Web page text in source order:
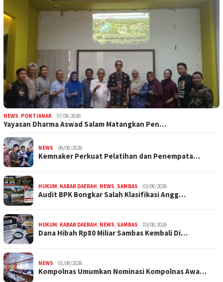
NEWS, PONTIANAK 07/08/2026
Yayasan Dharma Aswad Salam Matangkan Pen…
NEWS 06/08/2026
Kemnaker Perkuat Pelatihan dan Penempata…
HUKUM, KABAR DAERAH, NEWS, SAMBAS 03/08/2026
Audit BPK Bongkar Salah Klasifikasi Angg…
HUKUM, KABAR DAERAH, NEWS, SAMBAS 03/08/2026
Dana Hibah Rp80 Miliar Sambas Kembali Di…
NEWS 01/08/2026
Kompolnas Umumkan Nominasi Kompolnas Awa…